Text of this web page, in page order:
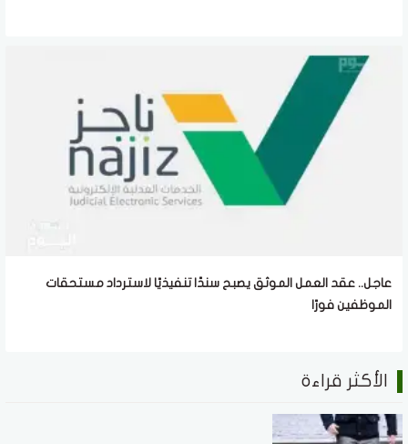
عاجل.. عقد العمل الموثق يصبح سندًا تنفيذيًا لاسترداد مستحقات
الموظفين فورًا
الأكثر قراءة